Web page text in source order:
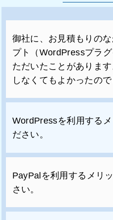
御社に、お見積もりの
プト（WordPressプラ
ただいたことがありま
しなくてもよかったの
WordPressを利用する
ださい。
PayPalを利用するメリ
さい。